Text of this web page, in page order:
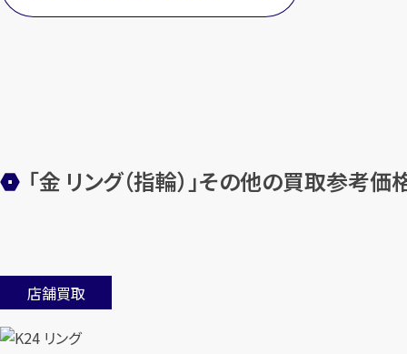
「金 リング（指輪）」その他の買取参考価
店舗買取